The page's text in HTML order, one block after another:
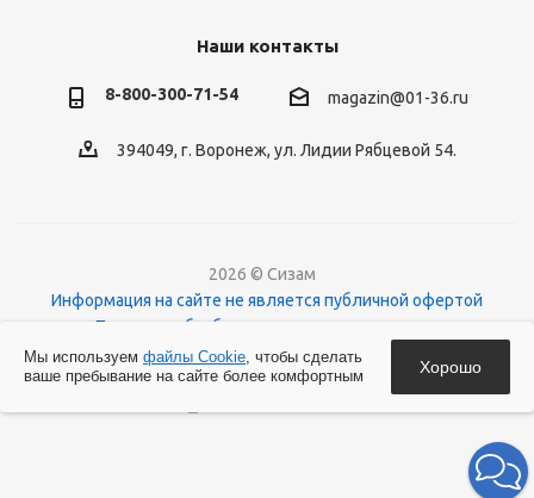
Наши контакты
8-800-300-71-54 magazin@01-36.ru
394049, г. Воронеж, ул. Лидии Рябцевой 54.
2026 © Сизам
Информация на сайте не является публичной офертой
Политика обработки персональных данных
О файлах Cookies
Мы используем файлы Cookie, чтобы сделать
ваше пребывание на сайте более комфортным
Хорошо